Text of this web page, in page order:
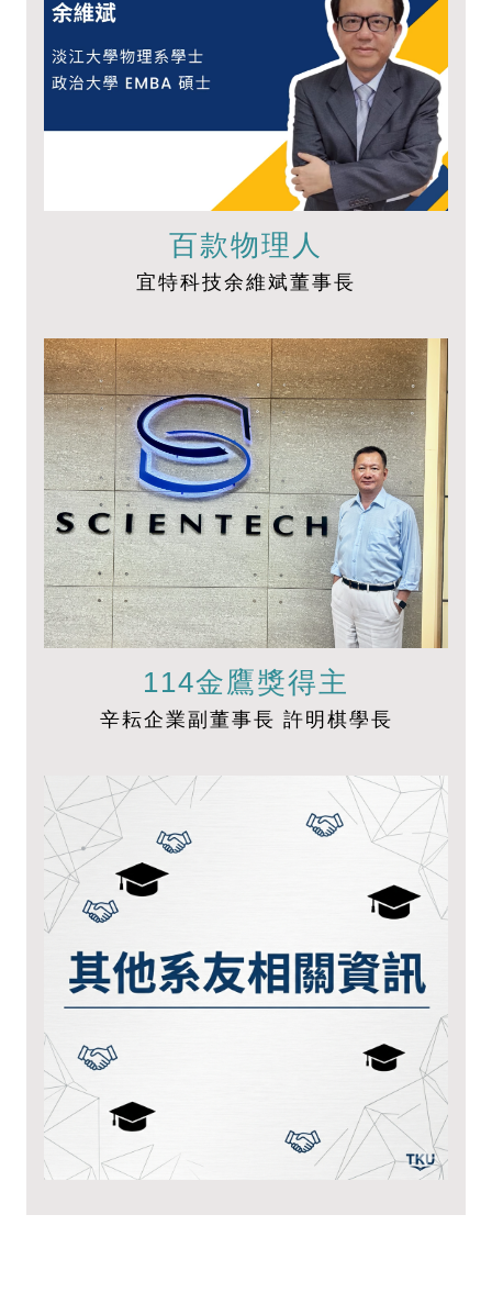
百款物理人
宜特科技余維斌董事長
114金鷹獎得主
辛耘企業副董事長 許明棋學長